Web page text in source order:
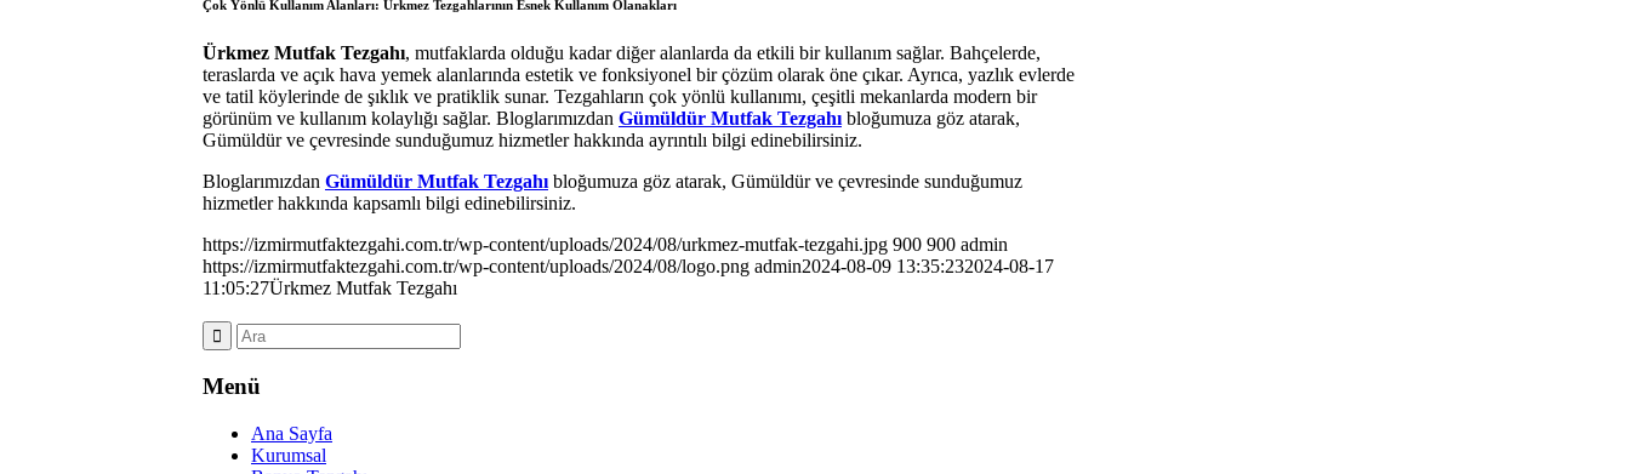
Çok Yönlü Kullanım Alanları: Ürkmez Tezgahlarının Esnek Kullanım Olanakları
Ürkmez Mutfak Tezgahı, mutfaklarda olduğu kadar diğer alanlarda da etkili bir kullanım sağlar. Bahçelerde,
teraslarda ve açık hava yemek alanlarında estetik ve fonksiyonel bir çözüm olarak öne çıkar. Ayrıca, yazlık evlerde
ve tatil köylerinde de şıklık ve pratiklik sunar. Tezgahların çok yönlü kullanımı, çeşitli mekanlarda modern bir
görünüm ve kullanım kolaylığı sağlar. Bloglarımızdan Gümüldür Mutfak Tezgahı bloğumuza göz atarak,
Gümüldür ve çevresinde sunduğumuz hizmetler hakkında ayrıntılı bilgi edinebilirsiniz.
Bloglarımızdan Gümüldür Mutfak Tezgahı bloğumuza göz atarak, Gümüldür ve çevresinde sunduğumuz
hizmetler hakkında kapsamlı bilgi edinebilirsiniz.
https://izmirmutfaktezgahi.com.tr/wp-content/uploads/2024/08/urkmez-mutfak-tezgahi.jpg 900 900 admin
https://izmirmutfaktezgahi.com.tr/wp-content/uploads/2024/08/logo.png admin2024-08-09 13:35:232024-08-17
11:05:27Ürkmez Mutfak Tezgahı
Menü
Ana Sayfa
Kurumsal